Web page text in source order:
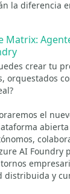
la diferencia
Matrix:
crear tu
orquestados
el
AI Foundry
distribuida y